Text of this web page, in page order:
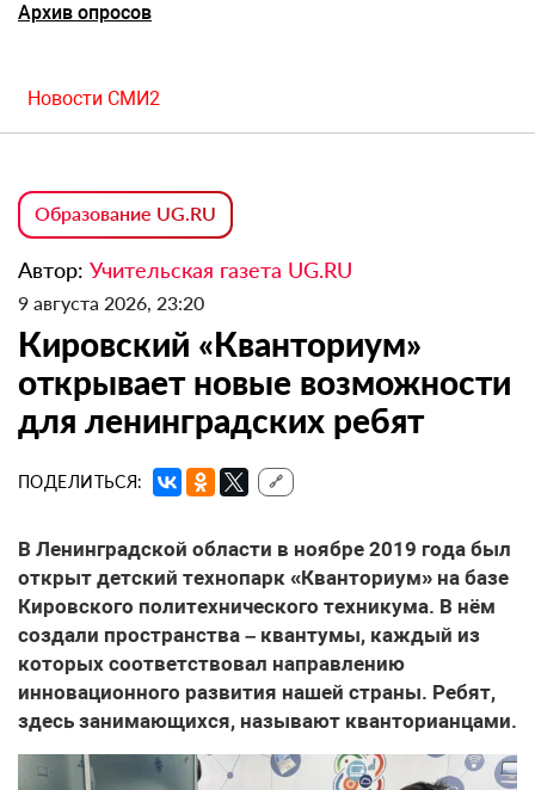
Архив опросов
Новости СМИ2
Образование UG.RU
Автор: Учительская газета UG.RU
9 августа 2026, 23:20
Кировский «Кванториум»
открывает новые возможности
для ленинградских ребят
ПОДЕЛИТЬСЯ: 🔗
В Ленинградской области в ноябре 2019 года был
открыт детский технопарк «Кванториум» на базе
Кировского политехнического техникума. В нём
создали пространства – квантумы, каждый из
которых соответствовал направлению
инновационного развития нашей страны. Ребят,
здесь занимающихся, называют кванторианцами.